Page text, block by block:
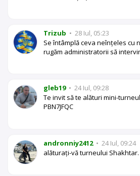
Trizub • 28 Iul, 05:23
Se întâmplă ceva neînțeles cu
rugăm administratorii să
gleb19 • 24 Iul, 09:28
Te invit să te alături mini-
PBN7JFQC
andronniy2412 • 24 Iul, 09:24
alăturați-vă turneului Shakhtar.